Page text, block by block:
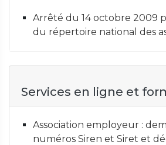
Arrêté du 14 octobre 2009
du répertoire national des
Services en ligne et
Association employeur :
numéros Siren et Siret et